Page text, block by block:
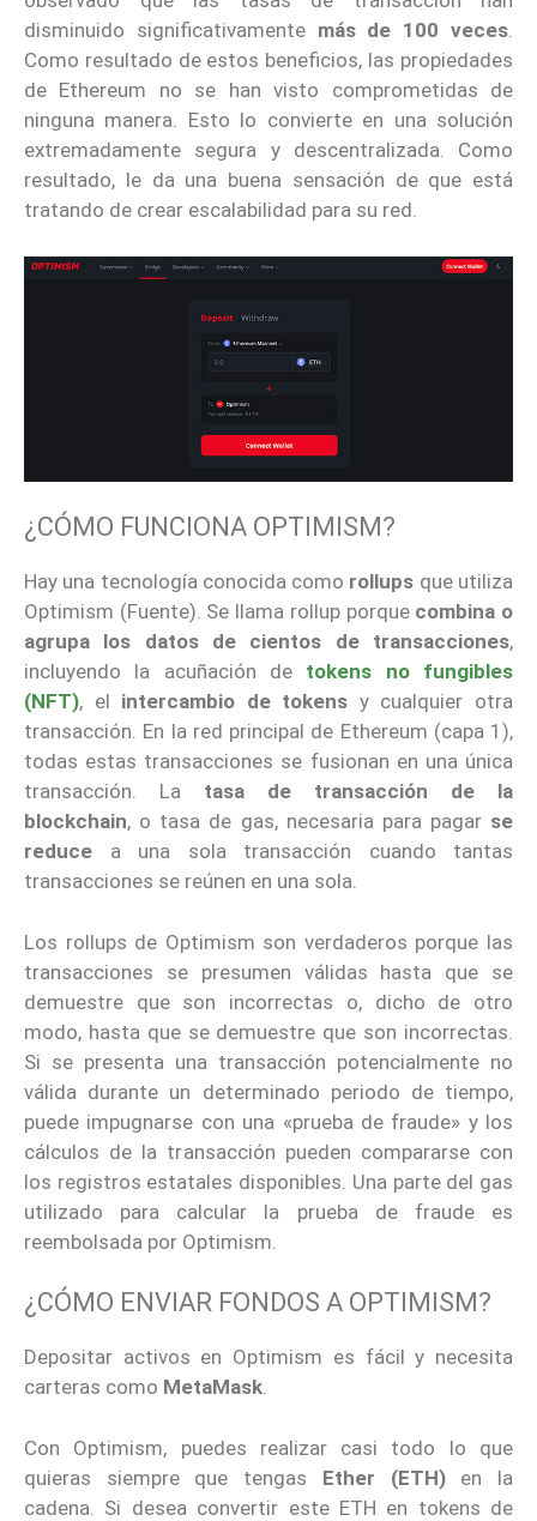
disminuido significativamente más de 100 veces.
Como resultado de estos beneficios, las propiedades
de Ethereum no se han visto comprometidas de
ninguna manera. Esto lo convierte en una solución
extremadamente segura y descentralizada. Como
resultado, le da una buena sensación de que está
tratando de crear escalabilidad para su red.
¿CÓMO FUNCIONA OPTIMISM?
Hay una tecnología conocida como rollups que utiliza
Optimism (Fuente). Se llama rollup porque combina o
agrupa los datos de cientos de transacciones,
incluyendo la acuñación de tokens no fungibles
(NFT), el intercambio de tokens y cualquier otra
transacción. En la red principal de Ethereum (capa 1),
todas estas transacciones se fusionan en una única
transacción. La tasa de transacción de la
blockchain, o tasa de gas, necesaria para pagar se
reduce a una sola transacción cuando tantas
transacciones se reúnen en una sola.
Los rollups de Optimism son verdaderos porque las
transacciones se presumen válidas hasta que se
demuestre que son incorrectas o, dicho de otro
modo, hasta que se demuestre que son incorrectas.
Si se presenta una transacción potencialmente no
válida durante un determinado periodo de tiempo,
puede impugnarse con una «prueba de fraude» y los
cálculos de la transacción pueden compararse con
los registros estatales disponibles. Una parte del gas
utilizado para calcular la prueba de fraude es
reembolsada por Optimism.
¿CÓMO ENVIAR FONDOS A OPTIMISM?
Depositar activos en Optimism es fácil y necesita
carteras como MetaMask.
Con Optimism, puedes realizar casi todo lo que
quieras siempre que tengas Ether (ETH)en la
cadena. Si desea convertir este ETH en tokens de